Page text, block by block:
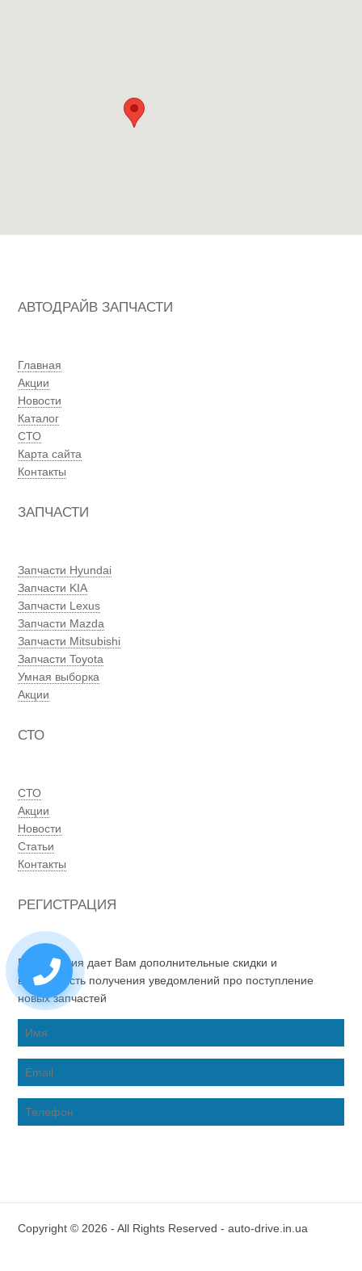
АВТОДРАЙВ ЗАПЧАСТИ
Главная
Акции
Новости
Каталог
СТО
Карта сайта
Контакты
ЗАПЧАСТИ
Запчасти Hyundai
Запчасти KIA
Запчасти Lexus
Запчасти Mazda
Запчасти Mitsubishi
Запчасти Toyota
Умная выборка
Акции
СТО
СТО
Акции
Новости
Статьи
Контакты
РЕГИСТРАЦИЯ
Регистрация дает Вам дополнительные скидки и
возможность получения уведомлений про поступление
новых запчастей
Copyright © 2026 - All Rights Reserved - auto-drive.in.ua